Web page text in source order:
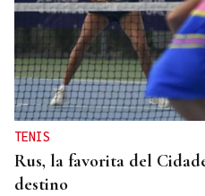
TENIS
Rus, la favorita del
destino